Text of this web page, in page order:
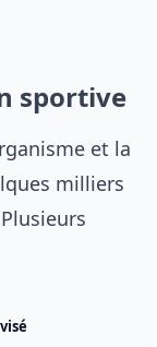
sportive
et la
milliers